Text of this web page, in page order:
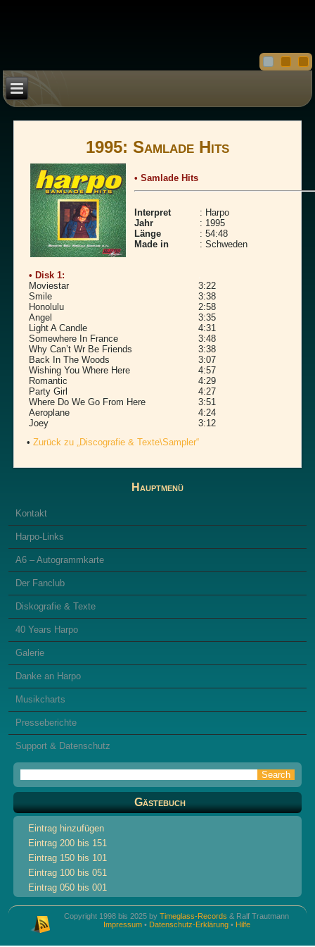
1995: Samlade Hits
• Samlade Hits
Interpret
Jahr
Länge
Made in
: Harpo
: 1995
: 54:48
: Schweden
• Disk 1:
Moviestar
Smile
Honolulu
Angel
Light A Candle
Somewhere In France
Why Can’t Wr Be Friends
Back In The Woods
Wishing You Where Here
Romantic
Party Girl
Where Do We Go From Here
Aeroplane
Joey
.
3:22
3:38
2:58
3:35
4:31
3:48
3:38
3:07
4:57
4:29
4:27
3:51
4:24
3:12
•Zurück zu „Discografie & Texte\Sampler“
Hauptmenü
Kontakt
Harpo-Links
A6 – Autogrammkarte
Der Fanclub
Diskografie & Texte
40 Years Harpo
Galerie
Danke an Harpo
Musikcharts
Presseberichte
Support & Datenschutz
Gästebuch
Eintrag hinzufügen
Eintrag 200 bis 151
Eintrag 150 bis 101
Eintrag 100 bis 051
Eintrag 050 bis 001
Copyright 1998 bis 2025 by Timeglass-Records & Ralf Trautmann
Impressum• Datenschutz-Erklärung• Hilfe